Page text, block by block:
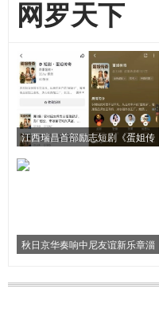
网罗天下
江西瑞昌首部励志短剧《蛋姐传
秋日京华奏响中尼友谊新乐章淄